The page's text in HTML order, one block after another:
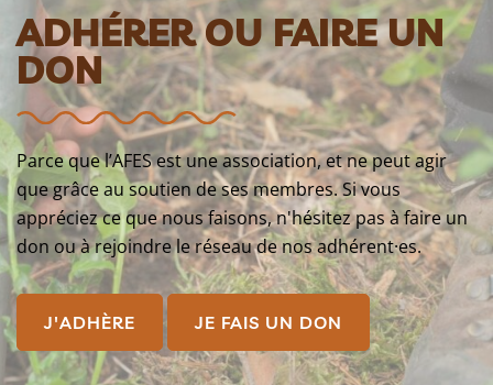
ADHÉRER OU FAIRE UN
DON
Parce que l’AFES est une association, et ne peut agir
que grâce au soutien de ses membres. Si vous
appréciez ce que nous faisons, n'hésitez pas à faire un
don ou à rejoindre le réseau de nos adhérent·es.
J'ADHÈRE JE FAIS UN DON